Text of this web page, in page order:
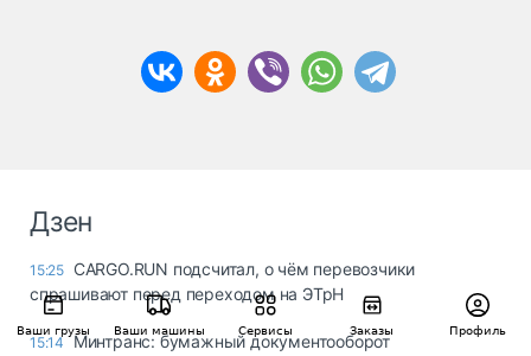
Ваши грузы Ваши машины Сервисы Заказы Профиль
Дзен
15:25 CARGO.RUN подсчитал, о чём перевозчики
спрашивают перед переходом на ЭТрН
15:14 Минтранс: бумажный документооборот